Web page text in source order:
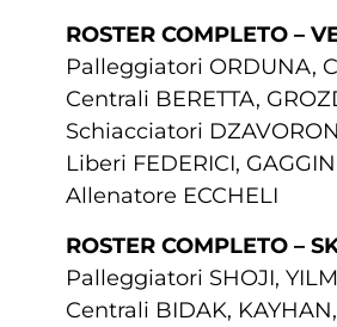
ROSTER COMPLETO –
Palleggiatori ORDUNA,
Centrali BERETTA,
Schiacciatori
Liberi FEDERICI,
Allenatore ECCHELI
ROSTER COMPLETO –
Palleggiatori SHOJI,
Centrali BIDAK,